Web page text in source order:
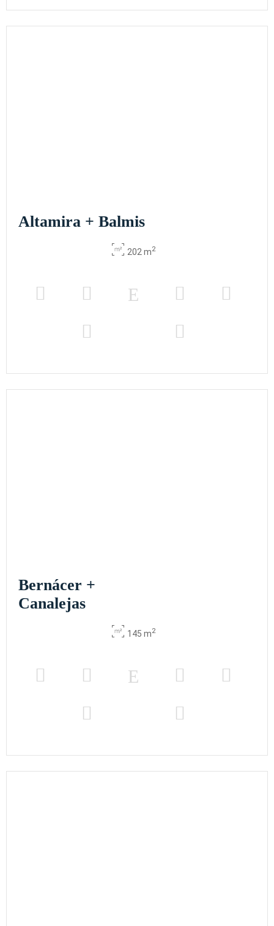
Altamira + Balmis
202 m2
Bernácer +
Canalejas
145 m2